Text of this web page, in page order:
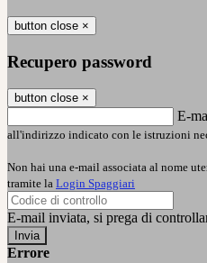
button close ×
Recupero password
button close ×
E-
all'indirizzo indicato con le istruzioni
Non hai una e-mail associata al nome
tramite la Login Spaggiari
E-mail inviata, si prega di
Errore